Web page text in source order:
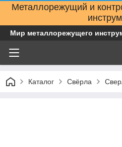
Металлорежущий и
Мир металлорежущего
Каталог Свёрла